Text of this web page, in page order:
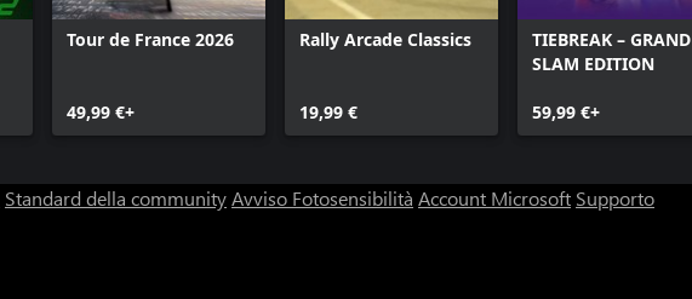
Tour de France 2026
49,99 €+
Rally Arcade Classics
19,99 €
TIEBREAK – GRAND
SLAM EDITION
59,99 €+
Standard della communityAvviso Fotosensibilità Account Microsoft Supporto